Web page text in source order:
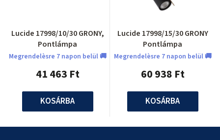
Lucide 17998/10/30 GRONY,
Pontlámpa
Megrendelèsre 7 napon belül 🚚
41 463 Ft
KOSÁRBA
Lucide 17998/15/30 GRONY
Pontlámpa
Megrendelèsre 7 napon belül 🚚
60 938 Ft
KOSÁRBA